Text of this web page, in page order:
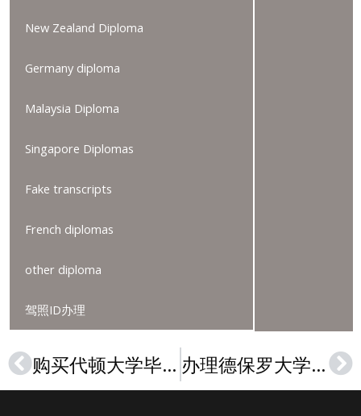
New Zealand Diploma
Germany diploma
Malaysia Diploma
Singapore Diplomas
Fake transcripts
French diplomas
other diploma
驾照ID办理
Prev 购买代顿大学毕业证指南 办理德保罗大学文凭，Buy a DePaul University diploma